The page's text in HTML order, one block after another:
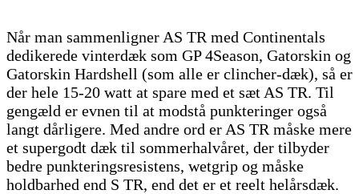
Når man sammenligner AS TR med Continentals
dedikerede vinterdæk som GP 4Season, Gatorskin og
Gatorskin Hardshell (som alle er clincher-dæk), så er
der hele 15-20 watt at spare med et sæt AS TR. Til
gengæld er evnen til at modstå punkteringer også
langt dårligere. Med andre ord er AS TR måske mere
et supergodt dæk til sommerhalvåret, der tilbyder
bedre punkteringsresistens, wetgrip og måske
holdbarhed end S TR, end det er et reelt helårsdæk.